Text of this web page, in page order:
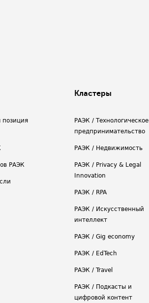
РАЭК
Кластеры
РАЭК / Технологическое
предпринимательство
РАЭК / Недвижимость
РАЭК / Privacy & Legal
Innovation
РАЭК / RPA
РАЭК / Искусственный
интеллект
РАЭК / Gig economy
РАЭК / EdTech
РАЭК / Travel
РАЭК / Подкасты и
цифровой контент